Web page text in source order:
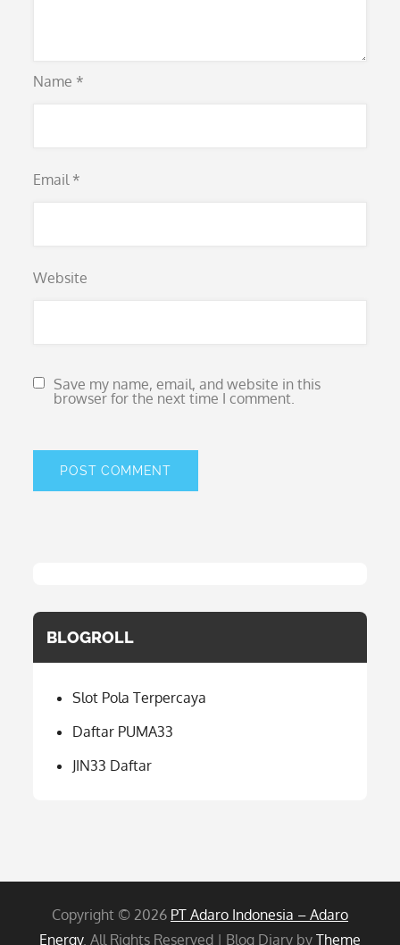
Name *
Email *
Website
Save my name, email, and website in this
browser for the next time I comment.
BLOGROLL
Slot Pola Terpercaya
Daftar PUMA33
JIN33 Daftar
Copyright © 2026 PT Adaro Indonesia – Adaro
Energy. All Rights Reserved | Blog Diary by Theme